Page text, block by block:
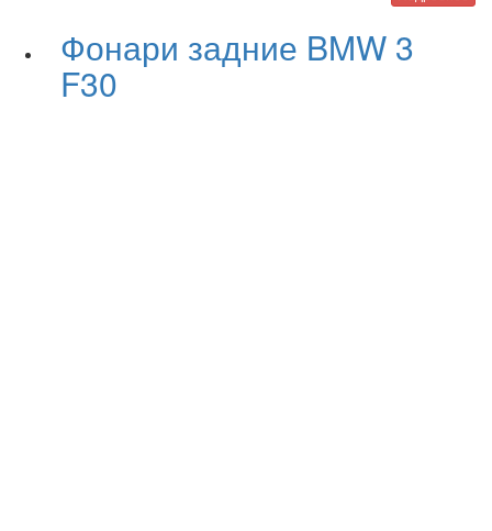
Фонари задние BMW 3
F30